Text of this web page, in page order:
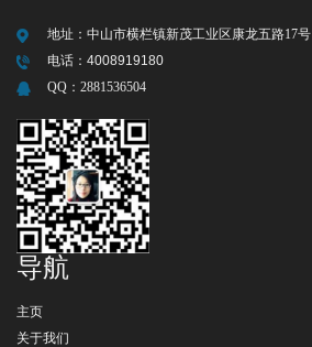
地址： 中山市横栏镇新茂工业区康龙五路17号
电话： 4008919180
QQ： 2881536504
导航
主页
关于我们